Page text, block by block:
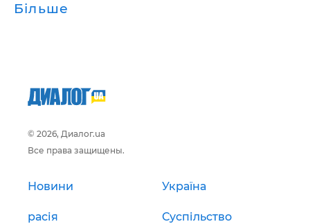
Більше
© 2026, Диалог.ua
Все права защищены.
Новини Україна
расія Суспільство